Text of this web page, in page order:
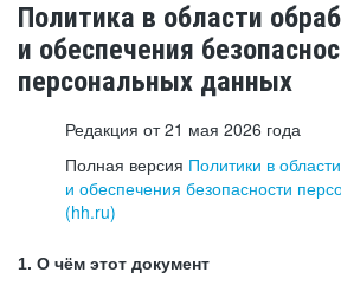
Политика в области
и обеспечения
персональных данных
Редакция от 21 мая 2026 года
Полная версия Политики в
и обеспечения безопасности
(hh.ru)
1. О чём этот документ